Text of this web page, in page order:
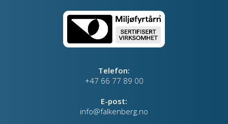
Telefon:
+47 66 77 89 00
E-post:
info@falkenberg.no